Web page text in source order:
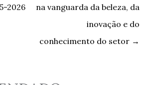
2026
na vanguarda da beleza, da
inovação e do
conhecimento do setor →